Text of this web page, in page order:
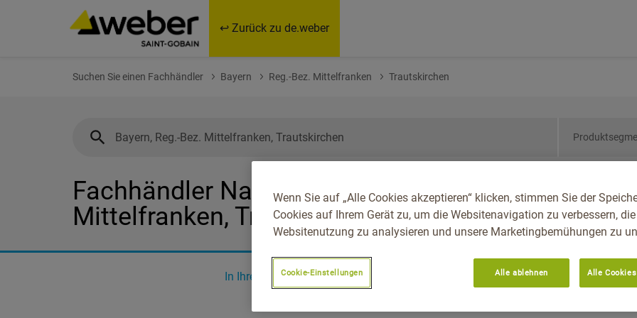
↩ Zurück zu de.weber
Suchen Sie einen Fachhändler Bayern Reg.-Bez. Mittelfranken Trautskirchen
Fachhändler Nahe Bayern, Reg.-Bez.
Mittelfranken, Trautskirchen
In Ihrer Nähe 0
Wenn Sie auf „Alle Cookies akzeptieren“ klicken, stimmen Sie der
Cookies auf Ihrem Gerät zu, um die Websitenavigation zu verbessern, die
Websitenutzung zu analysieren und unsere Marketingbemühungen zu
Cookie-Einstellungen Alle ablehnen Alle